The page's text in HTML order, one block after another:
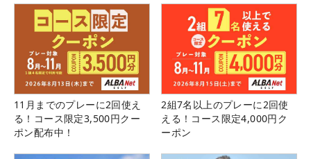
11月までのプレーに2回使え
る！コース限定3,500円クー
ポン配布中！
2組7名以上のプレーに2回使
える！コース限定4,000円ク
ーポン